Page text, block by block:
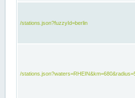
/stations.json?fuzzyId=berlin
/